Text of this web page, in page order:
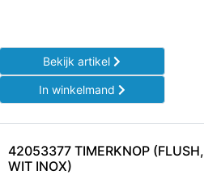
Bekijk artikel
In winkelmand
42053377 TIMERKNOP (FLUSH,
WIT INOX)